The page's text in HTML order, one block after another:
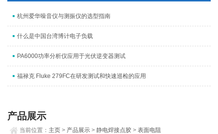
杭州爱华噪音仪与测振仪的选型指南
什么是中国台湾博计电子负载
PA6000功率分析仪应用于光伏逆变器测试
福禄克 Fluke 279FC在研发测试和快速巡检的应用
产品展示
当前位置： 主页 > 产品展示 >静电焊接点胶 >表面电阻